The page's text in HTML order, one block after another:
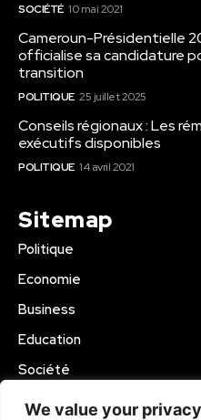
We value your privacy
SOCIÉTÉ 10 mai 2021
Cameroun-Présidentielle
officialise sa candidature
transition
POLITIQUE 25 juillet 2025
Conseils régionaux : Les
exécutifs disponibles
POLITIQUE 14 avril 2021
Sitemap
Politique
Economie
Business
Education
Société
Sport